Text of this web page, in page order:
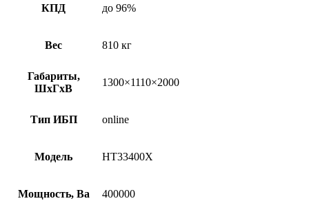
КПД до 96%
Вес 810 кг
Габариты,
ШхГхВ
1300×1110×2000
Тип ИБП online
Модель HT33400X
Мощность, Ва 400000